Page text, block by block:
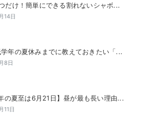
だけ！簡単にできる割れないシャボ...
14日
年の夏休みまでに教えておきたい「...
8日
の夏至は6月21日】昼が最も長い理由...
11日